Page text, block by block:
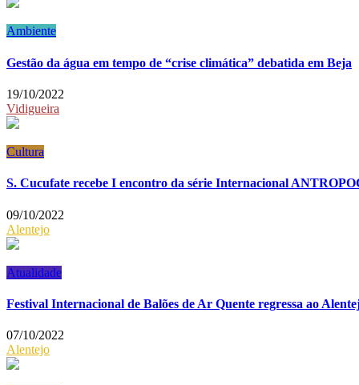
Ambiente
Gestão da água em tempo de “crise climática” debatida em Beja
19/10/2022
Vidigueira
Cultura
S. Cucufate recebe I encontro da série Internacional
09/10/2022
Alentejo
Atualidade
Festival Internacional de Balões de Ar Quente regressa ao
07/10/2022
Alentejo